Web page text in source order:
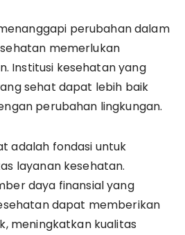
perubahan dalam
memerlukan
Institusi kesehatan yang
sehat dapat lebih baik
perubahan lingkungan.
adalah fondasi untuk
layanan kesehatan.
daya finansial yang
dapat memberikan
meningkatkan kualitas